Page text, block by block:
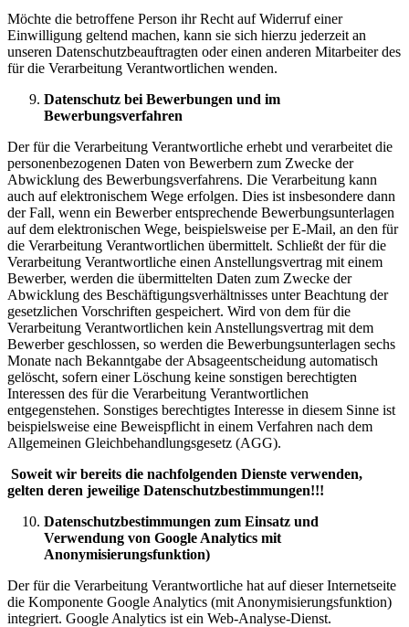
Möchte die betroffene Person ihr Recht auf Widerruf einer
Einwilligung geltend machen, kann sie sich hierzu jederzeit an
unseren Datenschutzbeauftragten oder einen anderen Mitarbeiter des
für die Verarbeitung Verantwortlichen wenden.
Datenschutz bei Bewerbungen und im
Bewerbungsverfahren
Der für die Verarbeitung Verantwortliche erhebt und verarbeitet die
personenbezogenen Daten von Bewerbern zum Zwecke der
Abwicklung des Bewerbungsverfahrens. Die Verarbeitung kann
auch auf elektronischem Wege erfolgen. Dies ist insbesondere dann
der Fall, wenn ein Bewerber entsprechende Bewerbungsunterlagen
auf dem elektronischen Wege, beispielsweise per E-Mail, an den für
die Verarbeitung Verantwortlichen übermittelt. Schließt der für die
Verarbeitung Verantwortliche einen Anstellungsvertrag mit einem
Bewerber, werden die übermittelten Daten zum Zwecke der
Abwicklung des Beschäftigungsverhältnisses unter Beachtung der
gesetzlichen Vorschriften gespeichert. Wird von dem für die
Verarbeitung Verantwortlichen kein Anstellungsvertrag mit dem
Bewerber geschlossen, so werden die Bewerbungsunterlagen sechs
Monate nach Bekanntgabe der Absageentscheidung automatisch
gelöscht, sofern einer Löschung keine sonstigen berechtigten
Interessen des für die Verarbeitung Verantwortlichen
entgegenstehen. Sonstiges berechtigtes Interesse in diesem Sinne ist
beispielsweise eine Beweispflicht in einem Verfahren nach dem
Allgemeinen Gleichbehandlungsgesetz (AGG).
Soweit wir bereits die nachfolgenden Dienste verwenden,
gelten deren jeweilige Datenschutzbestimmungen!!!
Datenschutzbestimmungen zum Einsatz und
Verwendung von Google Analytics mit
Anonymisierungsfunktion)
Der für die Verarbeitung Verantwortliche hat auf dieser Internetseite
die Komponente Google Analytics (mit Anonymisierungsfunktion)
integriert. Google Analytics ist ein Web-Analyse-Dienst.